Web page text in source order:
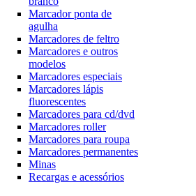
Marcador ponta de
agulha
Marcadores de feltro
Marcadores e outros
modelos
Marcadores especiais
Marcadores lápis
fluorescentes
Marcadores para cd/dvd
Marcadores roller
Marcadores para roupa
Marcadores permanentes
Minas
Recargas e acessórios